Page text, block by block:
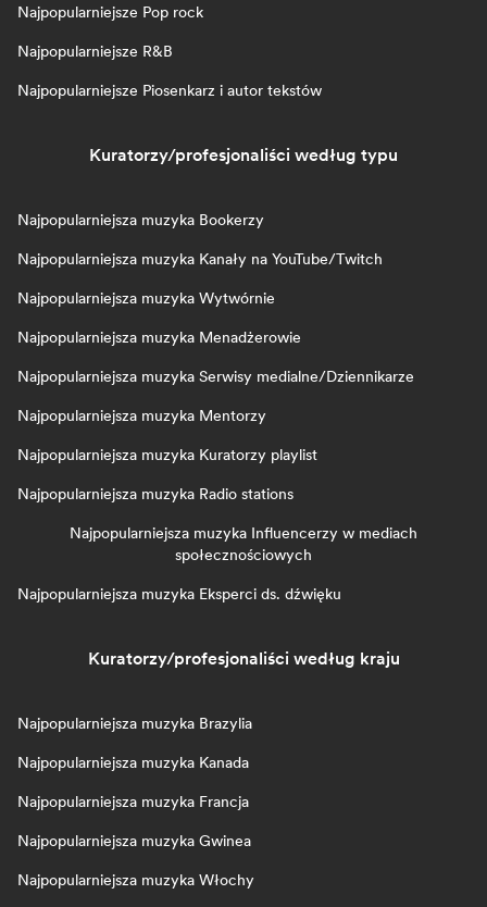
Najpopularniejsze Pop rock
Najpopularniejsze R&B
Najpopularniejsze Piosenkarz i autor tekstów
Kuratorzy/profesjonaliści według typu
Najpopularniejsza muzyka Bookerzy
Najpopularniejsza muzyka Kanały na YouTube/Twitch
Najpopularniejsza muzyka Wytwórnie
Najpopularniejsza muzyka Menadżerowie
Najpopularniejsza muzyka Serwisy medialne/Dziennikarze
Najpopularniejsza muzyka Mentorzy
Najpopularniejsza muzyka Kuratorzy playlist
Najpopularniejsza muzyka Radio stations
Najpopularniejsza muzyka Influencerzy w mediach
społecznościowych
Najpopularniejsza muzyka Eksperci ds. dźwięku
Kuratorzy/profesjonaliści według kraju
Najpopularniejsza muzyka Brazylia
Najpopularniejsza muzyka Kanada
Najpopularniejsza muzyka Francja
Najpopularniejsza muzyka Gwinea
Najpopularniejsza muzyka Włochy